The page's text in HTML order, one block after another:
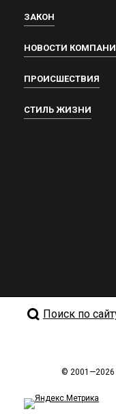
ЗАКОН
НОВОСТИ
ПРОИСШЕСТВИЯ
СТИЛЬ ЖИЗНИ
Поиск по
© 2001—2026